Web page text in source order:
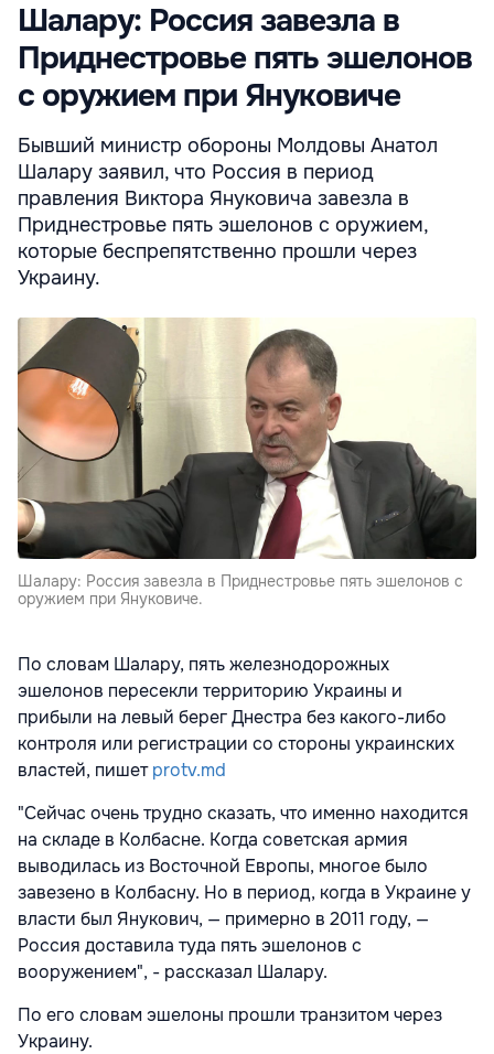
Шалару: Россия завезла в
Приднестровье пять эшелонов
с оружием при Януковиче
Бывший министр обороны Молдовы Анатол
Шалару заявил, что Россия в период
правления Виктора Януковича завезла в
Приднестровье пять эшелонов с оружием,
которые беспрепятственно прошли через
Украину.
Шалару: Россия завезла в Приднестровье пять эшелонов с
оружием при Януковиче.
По словам Шалару, пять железнодорожных
эшелонов пересекли территорию Украины и
прибыли на левый берег Днестра без какого-либо
контроля или регистрации со стороны украинских
властей, пишетprotv.md
"Сейчас очень трудно сказать, что именно находится
на складе в Колбасне. Когда советская армия
выводилась из Восточной Европы, многое было
завезено в Колбасну. Но в период, когда в Украине у
власти был Янукович, — примерно в 2011 году, —
Россия доставила туда пять эшелонов с
вооружением", - рассказал Шалару.
По его словам эшелоны прошли транзитом через
Украину.